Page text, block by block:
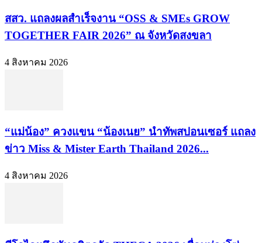
สสว. แถลงผลสำเร็จงาน “OSS & SMEs GROW
TOGETHER FAIR 2026” ณ จังหวัดสงขลา
4 สิงหาคม 2026
“แม่น้อง” ควงแขน “น้องเนย” นำทัพสปอนเซอร์ แถลง
ข่าว Miss & Mister Earth Thailand 2026...
4 สิงหาคม 2026